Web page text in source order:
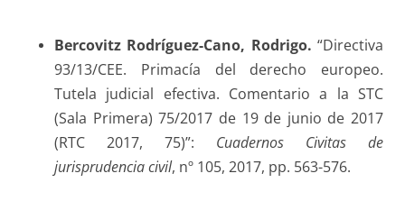
Bercovitz Rodríguez-Cano, Rodrigo. “Directiva
93/13/CEE. Primacía del derecho europeo.
Tutela judicial efectiva. Comentario a la STC
(Sala Primera) 75/2017 de 19 de junio de 2017
(RTC 2017, 75)”: Cuadernos Civitas de
jurisprudencia civil, nº 105, 2017, pp. 563-576.